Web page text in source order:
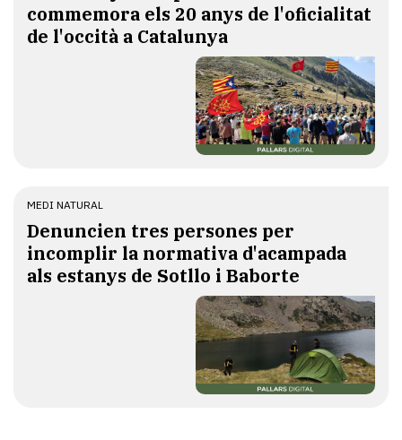
commemora els 20 anys de l'oficialitat
de l'occità a Catalunya
MEDI NATURAL
Denuncien tres persones per
incomplir la normativa d'acampada
als estanys de Sotllo i Baborte